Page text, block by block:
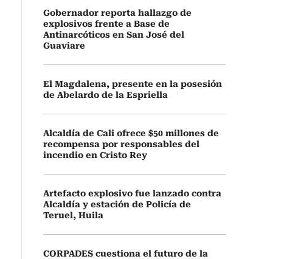
Gobernador reporta hallazgo de
explosivos frente a Base de
Antinarcóticos en San José del
Guaviare
El Magdalena, presente en la posesión
de Abelardo de la Espriella
Alcaldía de Cali ofrece $50 millones de
recompensa por responsables del
incendio en Cristo Rey
Artefacto explosivo fue lanzado contra
Alcaldía y estación de Policía de
Teruel, Huila
CORPADES cuestiona el futuro de la